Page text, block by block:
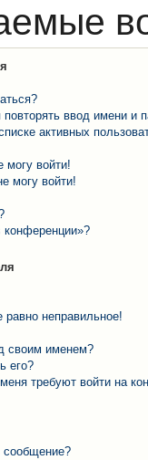
ввод имени и
активных
могу войти!
могу войти!
неправильное!
своим именем?
его?
требуют войти на
сообщение?